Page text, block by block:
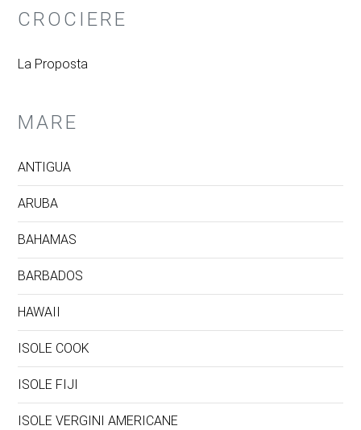
CROCIERE
La Proposta
MARE
ANTIGUA
ARUBA
BAHAMAS
BARBADOS
HAWAII
ISOLE COOK
ISOLE FIJI
ISOLE VERGINI AMERICANE